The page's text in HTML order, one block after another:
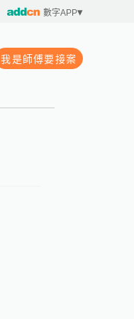
數字APP
我是師傅要接案